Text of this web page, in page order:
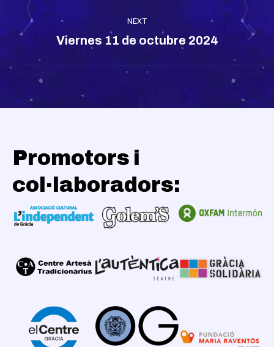
Album
navigation
NEXT
Next
album:
Viernes 11 de octubre 2024
Promotors i
col·laboradors: